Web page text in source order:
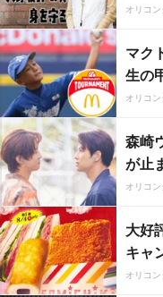
オリコ
マク
生の
オリコ
森崎
が止
オリコ
大好
キャ
オリコ